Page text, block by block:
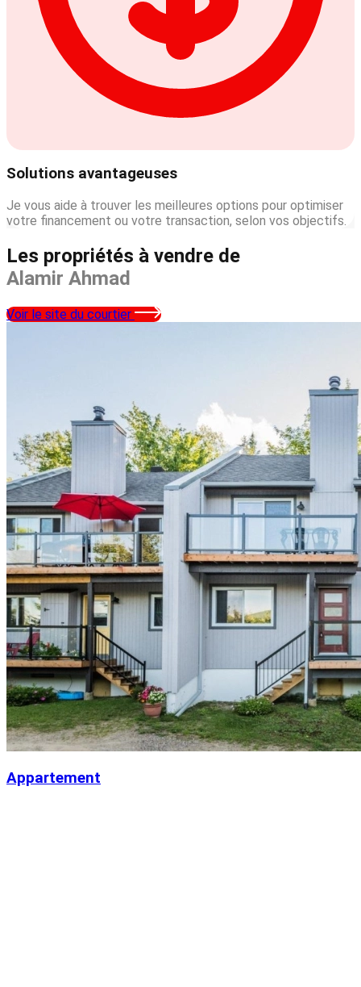
Solutions avantageuses
Je vous aide à trouver les meilleures options pour optimiser
votre financement ou votre transaction, selon vos objectifs.
Les propriétés à vendre de
Alamir Ahmad
Voir le site du courtier
Appartement